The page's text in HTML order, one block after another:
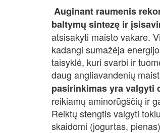
Auginant raumenis
baltymų sintezę ir
atsisakyti maisto vakare.
kadangi sumažėja
taisyklė, kuri svarbi ir
daug angliavandenių
pasirinkimas yra valgyti
reikiamų aminorūgščių ir
Reiktų stengtis valgyti
skaidomi (jogurtas,